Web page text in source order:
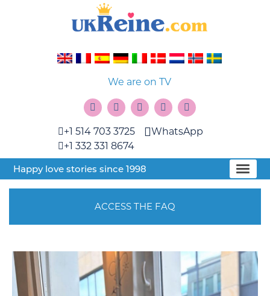
We are on TV
+1 514 703 3725
+1 332 331 8674
WhatsApp
Happy love stories since 1998
ACCESS THE FAQ